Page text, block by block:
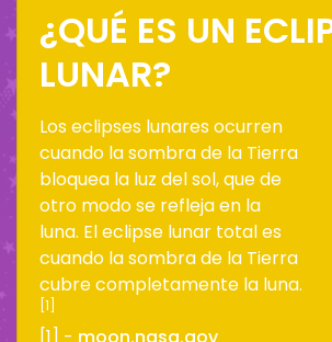
¿QUÉ ES UN
LUNAR?
Los eclipses lunares ocurren
cuando la sombra de la Tierra
bloquea la luz del sol, que de
otro modo se refleja en la
luna. El eclipse lunar total es
cuando la sombra de la Tierra
cubre completamente la luna.
[1]
[1] - moon.nasa.gov